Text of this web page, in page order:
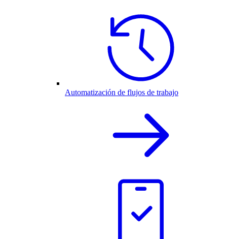
Automatización de flujos de trabajo